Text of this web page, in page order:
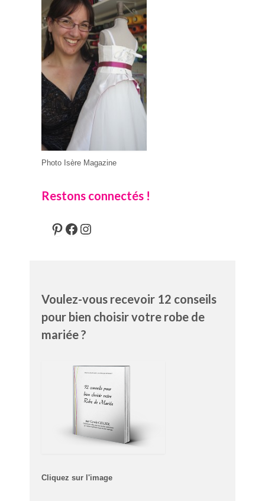
Photo Isère Magazine
Restons connectés !
Pinterest
Facebook
Instagram
Voulez-vous recevoir 12 conseils
pour bien choisir votre robe de
mariée ?
Cliquez sur l'image